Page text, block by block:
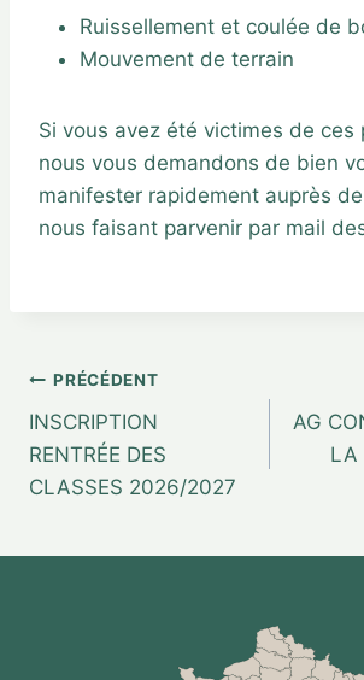
Ruissellement et coulée de
Mouvement de terrain
Si vous avez été victimes de ces
nous vous demandons de bien
manifester rapidement auprès
nous faisant parvenir par mail
PRÉCÉDENT
INSCRIPTION
RENTRÉE DES
CLASSES 2026/2027
AG
LA